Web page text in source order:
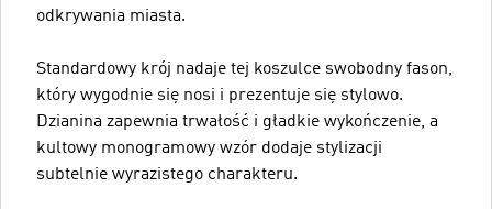
odkrywania miasta.
Standardowy krój nadaje tej koszulce swobodny fason,
który wygodnie się nosi i prezentuje się stylowo.
Dzianina zapewnia trwałość i gładkie wykończenie, a
kultowy monogramowy wzór dodaje stylizacji
subtelnie wyrazistego charakteru.